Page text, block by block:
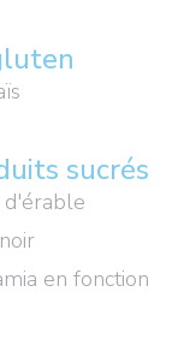
sucrés
d'érable
en fonction